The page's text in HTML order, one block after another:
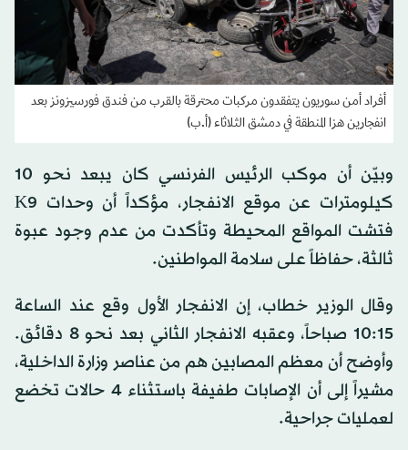
أفراد أمن سوريون يتفقدون مركبات محترقة بالقرب من فندق فورسيزونز بعد
انفجارين هزا المنطقة في دمشق الثلاثاء (أ.ب)
وبيّن أن موكب الرئيس الفرنسي كان يبعد نحو 10
كيلومترات عن موقع الانفجار، مؤكداً أن وحدات K9
فتشت المواقع المحيطة وتأكدت من عدم وجود عبوة
ثالثة، حفاظاً على سلامة المواطنين.
وقال الوزير خطاب، إن الانفجار الأول وقع عند الساعة
10:15 صباحاً، وعقبه الانفجار الثاني بعد نحو 8 دقائق.
وأوضح أن معظم المصابين هم من عناصر وزارة الداخلية،
مشيراً إلى أن الإصابات طفيفة باستثناء 4 حالات تخضع
لعمليات جراحية.